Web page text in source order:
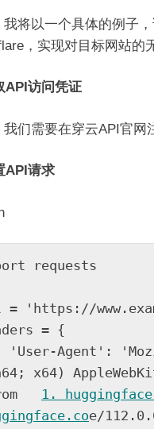
我将以一个具体的例子
，实现对目标网站的
API访问凭证
们需要在穿云API官网
API请求
requests
'https://
= {
x64)
e/